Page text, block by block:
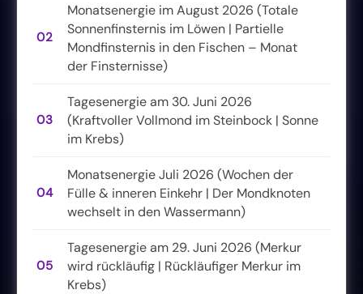
02
Monatsenergie im August 2026 (Totale
Sonnenfinsternis im Löwen | Partielle
Mondfinsternis in den Fischen – Monat
der Finsternisse)
03
Tagesenergie am 30. Juni 2026
(Kraftvoller Vollmond im Steinbock | Sonne
im Krebs)
04
Monatsenergie Juli 2026 (Wochen der
Fülle & inneren Einkehr | Der Mondknoten
wechselt in den Wassermann)
05
Tagesenergie am 29. Juni 2026 (Merkur
wird rückläufig | Rückläufiger Merkur im
Krebs)